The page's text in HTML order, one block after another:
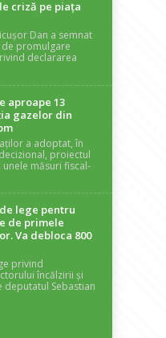
criză pe piaţa
Dan a semnat
promulgare
declararea
aproape 13
gazelor din
a adoptat, în
proiectul
măsuri fiscal-
lege pentru
de primele
Va debloca 800
privind
încălzirii și
deputatul Sebastian